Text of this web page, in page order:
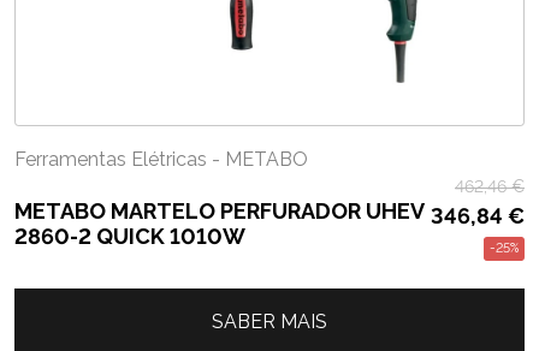
Ferramentas Elétricas - METABO
METABO MARTELO PERFURADOR UHEV
2860-2 QUICK 1010W
462,46€
346,84 €
-25%
SABER MAIS